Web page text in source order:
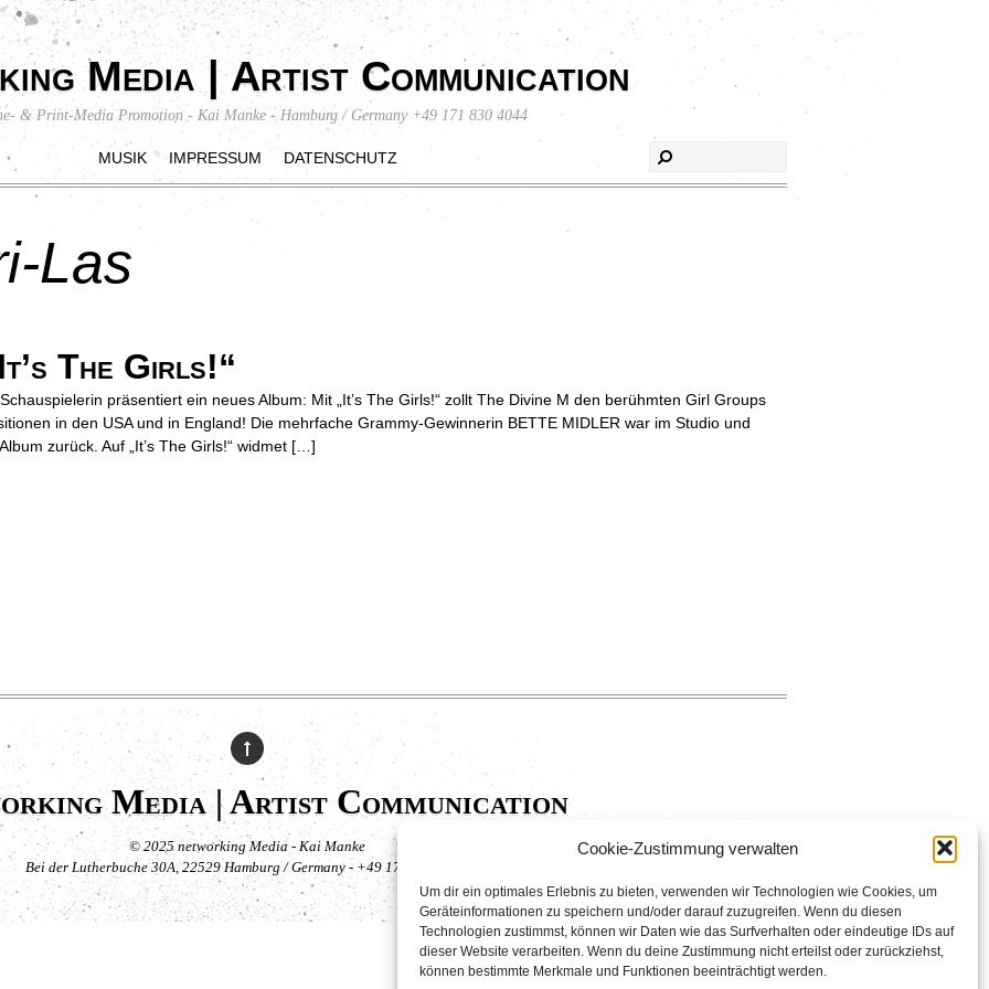
Cookie-Zustimmung verwalten
Um dir ein optimales Erlebnis zu bieten, verwenden wir Technologien wie Cookies, um
Geräteinformationen zu speichern und/oder darauf zuzugreifen. Wenn du diesen
Technologien zustimmst, können wir Daten wie das Surfverhalten oder eindeutige IDs auf
dieser Website verarbeiten. Wenn du deine Zustimmung nicht erteilst oder zurückziehst,
können bestimmte Merkmale und Funktionen beeinträchtigt werden.
Media | Artist Communication
& Print-Media Promotion - Kai Manke - Hamburg / Germany +49 171 830 4044
MUSIK IMPRESSUM DATENSCHUTZ
Las
The Girls!“
präsentiert ein neues Album: Mit „It’s The Girls!“ zollt The Divine M den berühmten Girl Groups
in den USA und in England! Die mehrfache Grammy-Gewinnerin BETTE MIDLER war im Studio und
zurück. Auf „It’s The Girls!“ widmet […]
Media | Artist Communication
© 2025 networking Media - Kai Manke
Bei der Lutherbuche 30A, 22529 Hamburg / Germany - +49 171 830 4044